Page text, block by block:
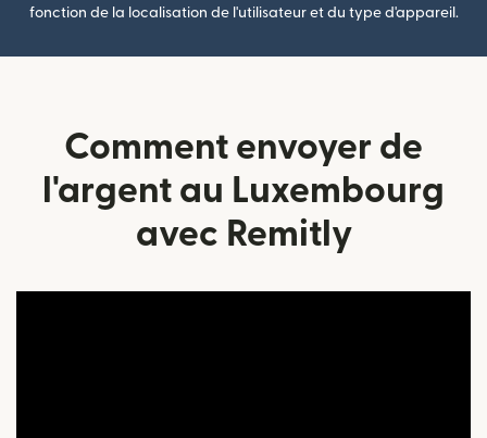
fonction de la localisation de l'utilisateur et du type d'appareil.
Comment envoyer de
l'argent au Luxembourg
avec Remitly